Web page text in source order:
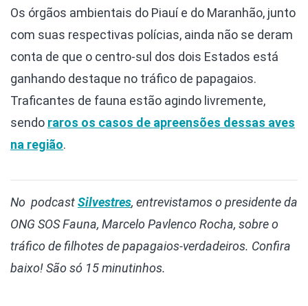
Os órgãos ambientais do Piauí e do Maranhão, junto
com suas respectivas polícias, ainda não se deram
conta de que o centro-sul dos dois Estados está
ganhando destaque no tráfico de papagaios.
Traficantes de fauna estão agindo livremente,
sendo raros os casos de apreensões dessas aves
na região.
No podcastSilvestres, entrevistamos o presidente da
ONG SOS Fauna, Marcelo Pavlenco Rocha, sobre o
tráfico de filhotes de papagaios-verdadeiros. Confira
baixo! São só 15 minutinhos.